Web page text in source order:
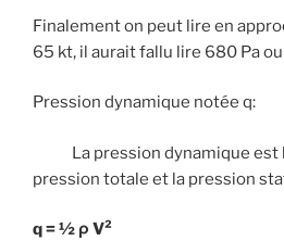
Finalement on peut lire en
65 kt, il aurait fallu lire 680 Pa ou
Pression dynamique notée q:
La pression dynamique est
pression totale et la pression
q = ½ ρ V²